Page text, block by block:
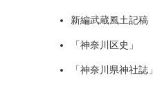
新編武蔵風土記稿
「神奈川区史」
「神奈川県神社誌」